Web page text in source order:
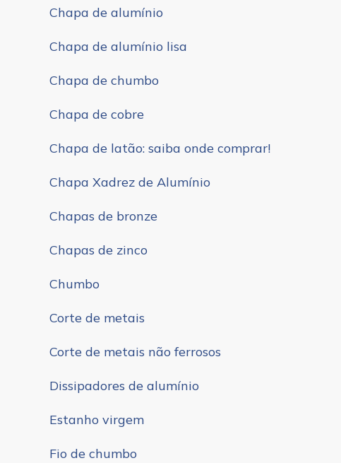
Chapa de alumínio
Chapa de alumínio lisa
Chapa de chumbo
Chapa de cobre
Chapa de latão: saiba onde comprar!
Chapa Xadrez de Alumínio
Chapas de bronze
Chapas de zinco
Chumbo
Corte de metais
Corte de metais não ferrosos
Dissipadores de alumínio
Estanho virgem
Fio de chumbo